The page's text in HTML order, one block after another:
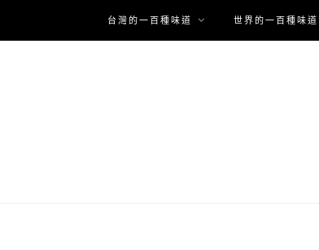
台灣的一百種味道 世界的一百種味道